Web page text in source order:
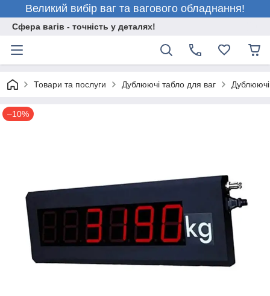
Великий вибір ваг та вагового обладнання!
Сфера вагів - точність у деталях!
Товари та послуги Дублюючі табло для ваг
–10%